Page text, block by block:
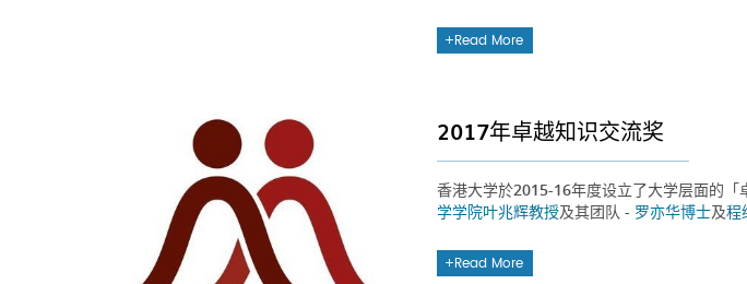
Read More
2017年卓越知识交流奖
香港大学於2015-16年度设立了大学层面的
学学院叶兆辉教授及其团队 - 罗亦华博士及程
Read More